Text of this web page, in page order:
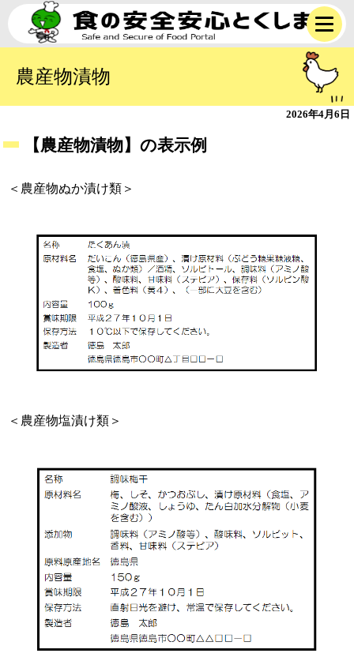
農産物漬物
2026年4月6日
【農産物漬物】の表示例
＜農産物ぬか漬け類＞
＜農産物塩漬け類＞